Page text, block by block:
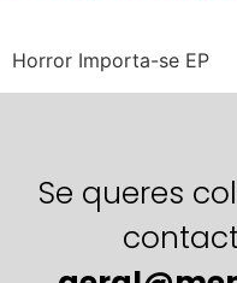
Horror Importa-se EP
Se queres